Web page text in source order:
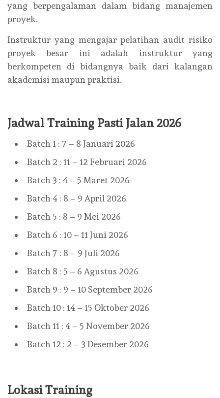
yang berpengalaman dalam bidang manajemen
proyek.
Instruktur yang mengajar pelatihan audit risiko
proyek besar ini adalah instruktur yang
berkompeten di bidangnya baik dari kalangan
akademisi maupun praktisi.
Jadwal Training Pasti Jalan 2026
Batch 1 : 7 – 8 Januari 2026
Batch 2 : 11 – 12 Februari 2026
Batch 3 : 4 – 5 Maret 2026
Batch 4 : 8 – 9 April 2026
Batch 5 : 8 – 9 Mei 2026
Batch 6 : 10 – 11 Juni 2026
Batch 7 : 8 – 9 Juli 2026
Batch 8 : 5 – 6 Agustus 2026
Batch 9 : 9 – 10 September 2026
Batch 10 : 14 – 15 Oktober 2026
Batch 11 : 4 – 5 November 2026
Batch 12 : 2 – 3 Desember 2026
Lokasi Training